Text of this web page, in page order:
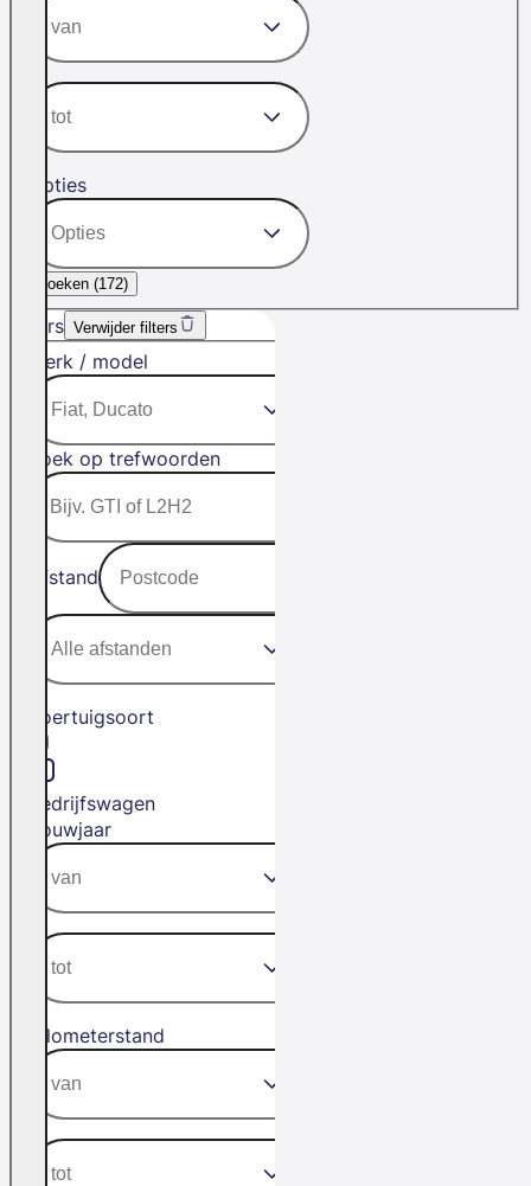
Opties
Zoeken (172)
Filters Verwijder filters
Merk / model
Zoek op trefwoorden
Afstand
Voertuigsoort
Bedrijfswagen
Bouwjaar
Kilometerstand